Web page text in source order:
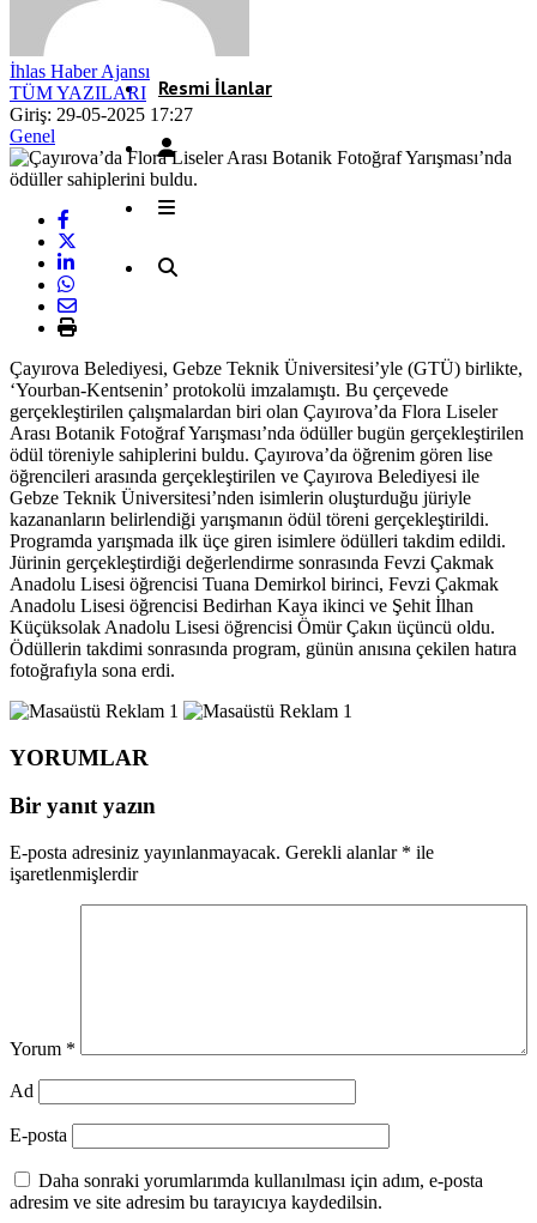
Röportaj
Resmi İlanlar
İhlas Haber Ajansı
TÜM YAZILARI
Giriş: 29-05-2025 17:27
Genel
Çayırova Belediyesi, Gebze Teknik Üniversitesi’yle (GTÜ) birlikte,
‘Yourban-Kentsenin’ protokolü imzalamıştı. Bu çerçevede
gerçekleştirilen çalışmalardan biri olan Çayırova’da Flora Liseler
Arası Botanik Fotoğraf Yarışması’nda ödüller bugün gerçekleştirilen
ödül töreniyle sahiplerini buldu. Çayırova’da öğrenim gören lise
öğrencileri arasında gerçekleştirilen ve Çayırova Belediyesi ile
Gebze Teknik Üniversitesi’nden isimlerin oluşturduğu jüriyle
kazananların belirlendiği yarışmanın ödül töreni gerçekleştirildi.
Programda yarışmada ilk üçe giren isimlere ödülleri takdim edildi.
Jürinin gerçekleştirdiği değerlendirme sonrasında Fevzi Çakmak
Anadolu Lisesi öğrencisi Tuana Demirkol birinci, Fevzi Çakmak
Anadolu Lisesi öğrencisi Bedirhan Kaya ikinci ve Şehit İlhan
Küçüksolak Anadolu Lisesi öğrencisi Ömür Çakın üçüncü oldu.
Ödüllerin takdimi sonrasında program, günün anısına çekilen hatıra
fotoğrafıyla sona erdi.
YORUMLAR
Bir yanıt yazın
E-posta adresiniz yayınlanmayacak. Gerekli alanlar * ile
işaretlenmişlerdir
Yorum *
Ad
E-posta
Daha sonraki yorumlarımda kullanılması için adım, e-posta
adresim ve site adresim bu tarayıcıya kaydedilsin.